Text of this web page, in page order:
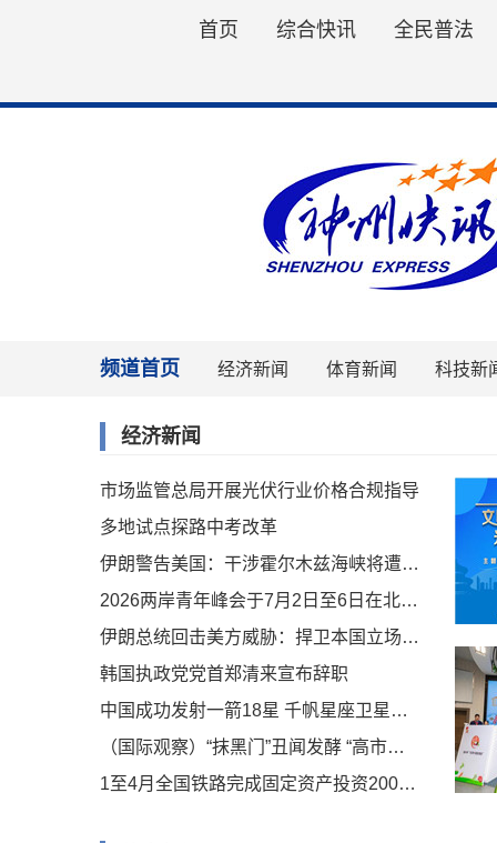
首页 综合快讯 全民普法
频道首页 经济新闻 体育新闻 科技新
经济新闻
市场监管总局开展光伏行业价格合规指导
多地试点探路中考改革
伊朗警告美国：干涉霍尔木兹海峡将遭回击
2026两岸青年峰会于7月2日至6日在北京举办
伊朗总统回击美方威胁：捍卫本国立场绝不退缩
韩国执政党党首郑清来宣布辞职
中国成功发射一箭18星 千帆星座卫星数量增至200颗
（国际观察）“抹黑门”丑闻发酵 “高市泡沫”或将破裂
1至4月全国铁路完成固定资产投资2008亿元